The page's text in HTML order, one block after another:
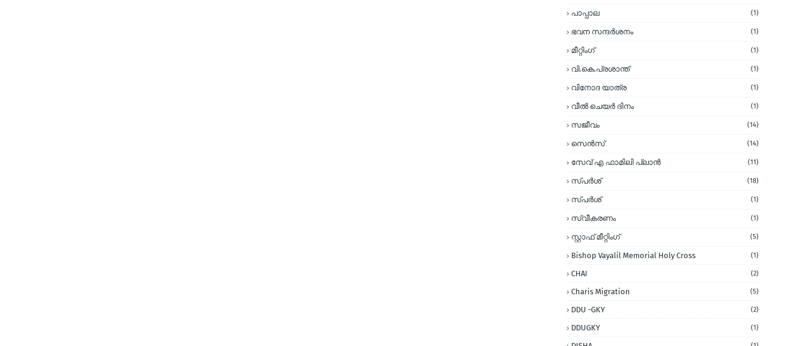
പാപ്പാല (1)
ഭവന സന്ദര്‍ശനം (1)
മീറ്റിംഗ് (1)
വി.കെ.പ്രശാന്ത് (1)
വിനോദ യാത്ര (1)
വീല്‍ ചെയര്‍ ദിനം (1)
സജീവം (14)
സെന്‍സ് (14)
സേവ് എ ഫാമിലി പ്ലാന്‍ (11)
സ്പര്‍ശ് (18)
സ്പർശ് (1)
സ്വീകരണം (1)
സ്റ്റാഫ് മീറ്റിംഗ് (5)
Bishop Vayalil Memorial Holy Cross (1)
CHAI (2)
Charis Migration (5)
DDU -GKY (2)
DDUGKY (1)